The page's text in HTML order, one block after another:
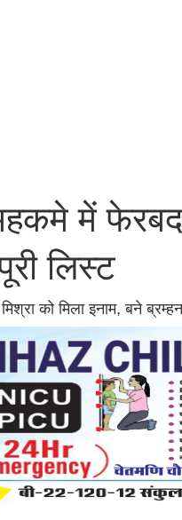
में
लिस्ट
को मिला इनाम, बने